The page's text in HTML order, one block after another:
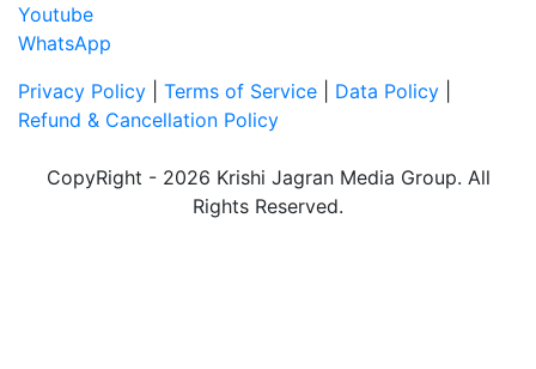
Youtube
WhatsApp
Privacy Policy
Terms of Service Data Policy
Refund & Cancellation Policy
CopyRight - 2026 Krishi Jagran Media Group. All
Rights Reserved.